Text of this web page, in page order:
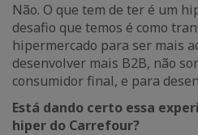
Não. O que tem de ter é um
desafio que temos é como
hipermercado para ser mais
desenvolver mais B2B, não
consumidor final, e para
Está dando certo essa
hiper do Carrefour?